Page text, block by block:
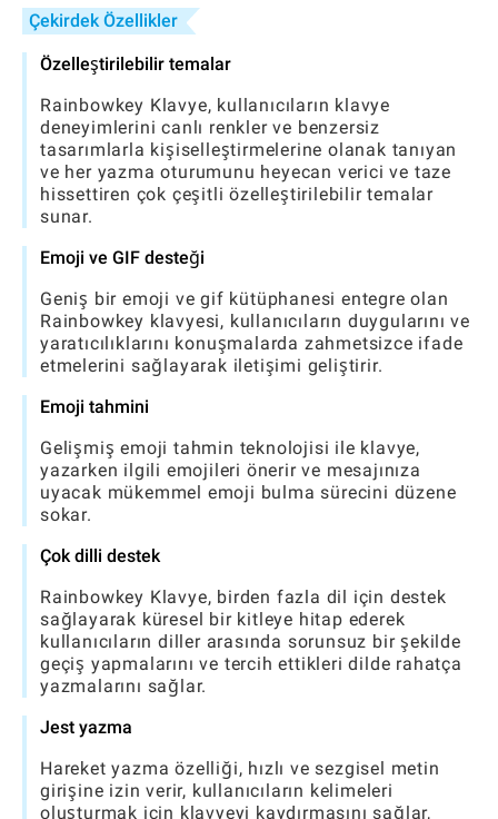
Çekirdek Özellikler
Özelleştirilebilir temalar
Rainbowkey Klavye, kullanıcıların klavye
deneyimlerini canlı renkler ve benzersiz
tasarımlarla kişiselleştirmelerine olanak tanıyan
ve her yazma oturumunu heyecan verici ve taze
hissettiren çok çeşitli özelleştirilebilir temalar
sunar.
Emoji ve GIF desteği
Geniş bir emoji ve gif kütüphanesi entegre olan
Rainbowkey klavyesi, kullanıcıların duygularını ve
yaratıcılıklarını konuşmalarda zahmetsizce ifade
etmelerini sağlayarak iletişimi geliştirir.
Emoji tahmini
Gelişmiş emoji tahmin teknolojisi ile klavye,
yazarken ilgili emojileri önerir ve mesajınıza
uyacak mükemmel emoji bulma sürecini düzene
sokar.
Çok dilli destek
Rainbowkey Klavye, birden fazla dil için destek
sağlayarak küresel bir kitleye hitap ederek
kullanıcıların diller arasında sorunsuz bir şekilde
geçiş yapmalarını ve tercih ettikleri dilde rahatça
yazmalarını sağlar.
Jest yazma
Hareket yazma özelliği, hızlı ve sezgisel metin
girişine izin verir, kullanıcıların kelimeleri
oluşturmak için klavyeyi kaydırmasını sağlar,